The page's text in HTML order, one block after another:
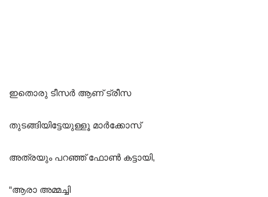
ഇതൊരു ടീസർ ആണ് ട്രീസ
തുടങ്ങിയിട്ടേയുള്ളൂ മാർക്കോസ്
അത്രയും പറഞ്ഞ് ഫോൺ കട്ടായി,
“ആരാ അമ്മച്ചി